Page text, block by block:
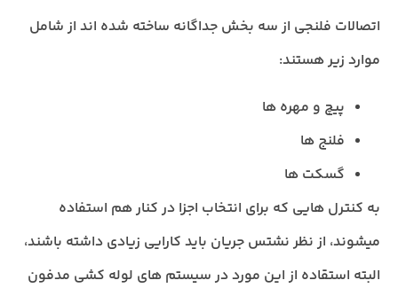
اتصالات فلنجی از سه بخش جداگانه ساخته شده اند از شامل
موارد زیر هستند:
پیچ و مهره ها
فلنج ها
گسکت ها
به کنترل هایی که برای انتخاب اجزا در کنار هم استفاده
میشوند، از نظر نشتس جریان باید کارایی زیادی داشته باشند،
البته استقاده از این مورد در سیستم های لوله کشی مدفون